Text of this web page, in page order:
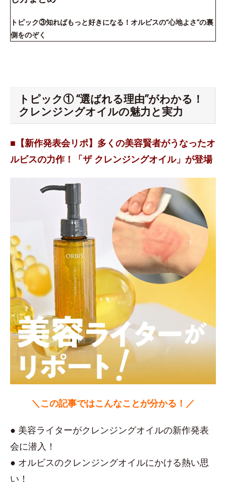
トピック③知ればもっと好きになる！オルビスの“心地よさ”の裏
側をのぞく
トピック① “選ばれる理由”がわかる！
クレンジングオイルの魅力と実力
■【新作発表会リポ】多くの美容賢者がうなったオ
ルビスの力作！「ザ クレンジングオイル」が登場
＼この記事ではこんなことが分かる！／
● 美容ライターがクレンジングオイルの新作発表
会に潜入！
● オルビスのクレンジングオイルにかける熱い思
い！